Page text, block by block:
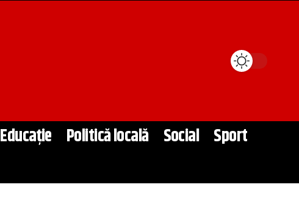
Educație Politică locală Social Sport